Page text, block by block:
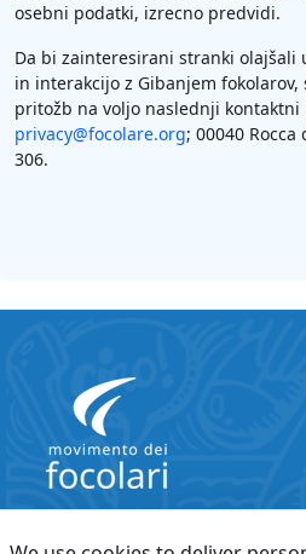
osebni podatki, izrecno predvidi.
Da bi zainteresirani stranki
in interakcijo z Gibanjem
pritožb na voljo naslednji kontaktni
privacy@focolare.org; 00040 Rocca
306.